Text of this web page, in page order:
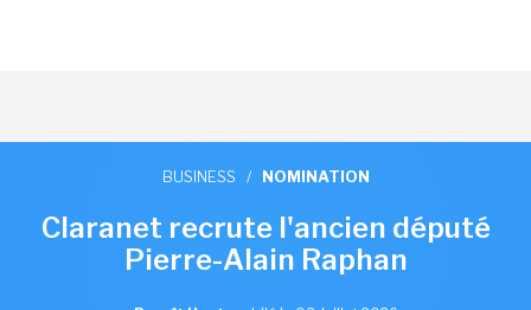
BUSINESS / NOMINATION
Claranet recrute l'ancien député
Pierre-Alain Raphan